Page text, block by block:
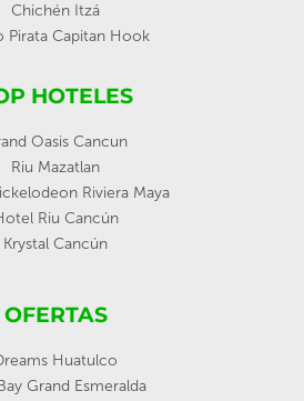
Chichén Itzá
Pirata Capitan Hook
HOTELES
Oasis Cancun
Riu Mazatlan
Riviera Maya
Riu Cancún
Krystal Cancún
OFERTAS
Huatulco
Grand Esmeralda